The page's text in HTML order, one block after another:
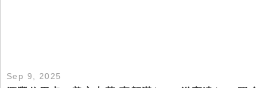
Sep 9, 2025